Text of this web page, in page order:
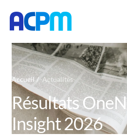
Accueil Actualités
Résultats
Insight 2026